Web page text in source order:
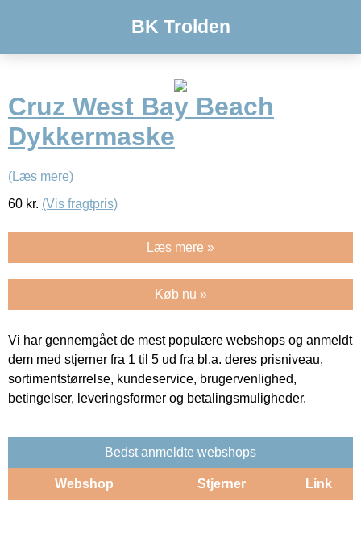
BK Trolden
Cruz West Bay Beach
Dykkermaske
(Læs mere)
60 kr. (Vis fragtpris)
Læs mere »
Køb nu »
Vi har gennemgået de mest populære webshops og anmeldt
dem med stjerner fra 1 til 5 ud fra bl.a. deres prisniveau,
sortimentstørrelse, kundeservice, brugervenlighed,
betingelser, leveringsformer og betalingsmuligheder.
Bedst anmeldte webshops
Webshop Stjerner Link